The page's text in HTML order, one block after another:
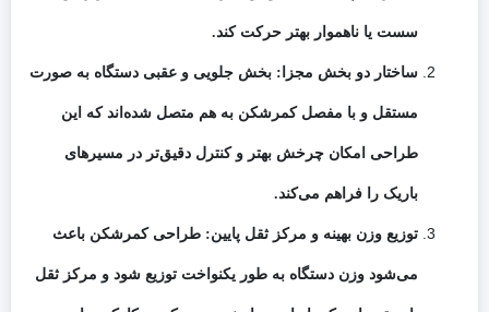
سست یا ناهموار بهتر حرکت کند.
ساختار دو بخش مجزا: بخش جلویی و عقبی دستگاه به صورت
مستقل و با مفصل کمرشکن به هم متصل شده‌اند که این
طراحی امکان چرخش بهتر و کنترل دقیق‌تر در مسیرهای
باریک را فراهم می‌کند.
توزیع وزن بهینه و مرکز ثقل پایین: طراحی کمرشکن باعث
می‌شود وزن دستگاه به طور یکنواخت توزیع شود و مرکز ثقل